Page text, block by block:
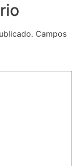
Campos